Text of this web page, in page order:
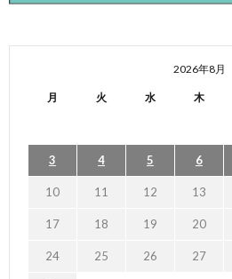
2026年8月
月 火 水 木
3 4 5 6
10 11 12 13
17 18 19 20
24 25 26 27